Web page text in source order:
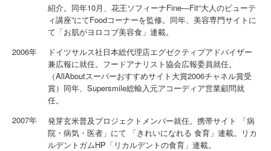
紹介。同年10月、花王ソフィーナFine―Fit“大人のビューテ
ィ講座”にてFoodコーナーを監修。同年、美容専門サイトに
て「お肌がヨロコブ美容食」連載。
2006年
ドイツサルス社日本総代理店エグゼクティブアドバイザー
兼広報に就任。フードアナリスト協会広報委員就任。
（AllAboutスーパーおすすめサイト大賞2006チャネル賞受
賞）同年、Supersmile総輸入元アコーディア営業顧問就
任。
2007年
発芽玄米普及プロジェクトメンバー就任。携帯サイト 「病
院・病気・医者」にて 「きれいになれる 食育」連載。リカ
ルデントガムHP「リカルデントの食育」連載。